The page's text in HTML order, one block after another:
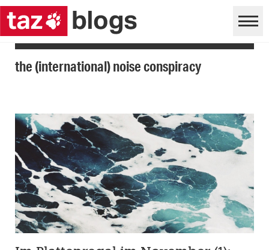
the (international) noise conspiracy